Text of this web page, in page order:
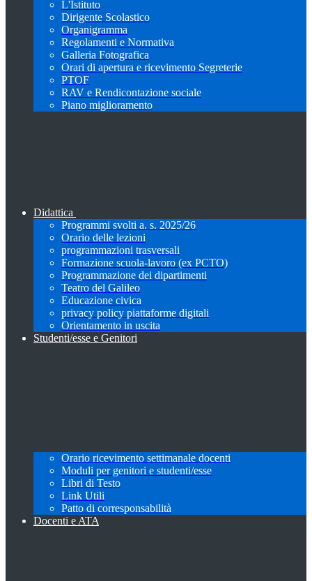
L'Istituto
Dirigente Scolastico
Organigramma
Regolamenti e Normativa
Galleria Fotografica
Orari di apertura e ricevimento Segreterie
PTOF
RAV e Rendicontazione sociale
Piano miglioramento
Didattica
Programmi svolti a. s. 2025/26
Orario delle lezioni
programmazioni trasversali
Formazione scuola-lavoro (ex PCTO)
Programmazione dei dipartimenti
Teatro del Galileo
Educazione civica
privacy policy piattaforme digitali
Orientamento in uscita
Studenti/esse e Genitori
Orario ricevimento settimanale docenti
Moduli per genitori e studenti/esse
Libri di Testo
Link Utili
Patto di corresponsabilità
Docenti e ATA